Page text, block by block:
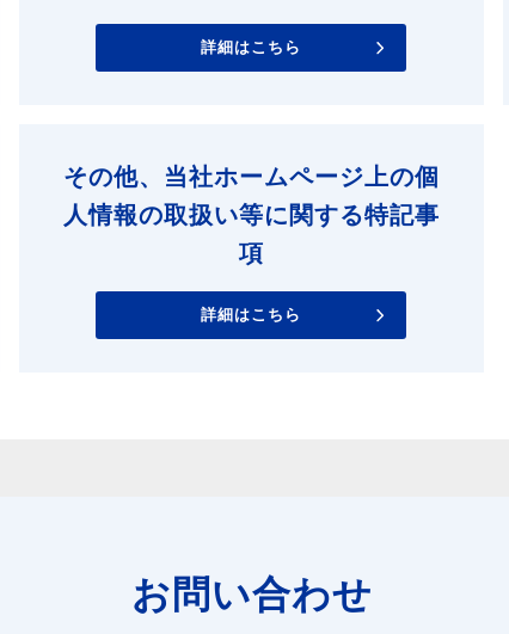
詳細はこちら
その他、当社ホームページ上の個
人情報の取扱い等に関する特記事
項
詳細はこちら
お問い合わせ